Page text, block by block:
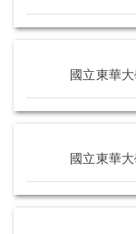
國立東華